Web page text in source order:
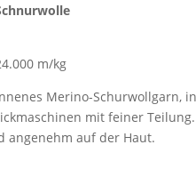
m/kg
Merino-Schurwollgarn,
mit feiner
angenehm auf der Haut.